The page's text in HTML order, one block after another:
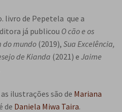
livro de Pepetela que a
já publicou O cão e os
do mundo(2019), Sua Excelência,
de Kianda (2021) e Jaime
ilustrações são de Mariana
de Daniela Miwa Taira.